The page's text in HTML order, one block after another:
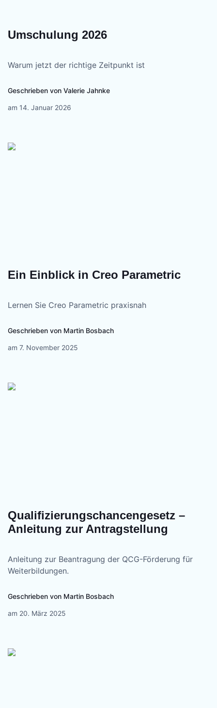
Umschulung 2026
Warum jetzt der richtige Zeitpunkt ist
Geschrieben von Valerie Jahnke
am 14. Januar 2026
Ein Einblick in Creo Parametric
Lernen Sie Creo Parametric praxisnah
Geschrieben von Martin Bosbach
am 7. November 2025
Qualifizierungschancengesetz –
Anleitung zur Antragstellung
Anleitung zur Beantragung der QCG-Förderung für
Weiterbildungen.
Geschrieben von Martin Bosbach
am 20. März 2025